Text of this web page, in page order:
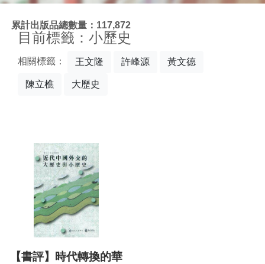
累計出版品總數量：117,872
目前標籤：小歷史
相關標籤： 王文隆 許峰源 黃文德
陳立樵 大歷史
【書評】時代轉換的華